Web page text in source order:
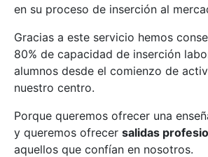
en su proceso de inserción al
Gracias a este servicio hemos
80% de capacidad de inserción
alumnos desde el comienzo de
nuestro centro.
Porque queremos ofrecer una
y queremos ofrecer salidas
aquellos que confían en nosotros.